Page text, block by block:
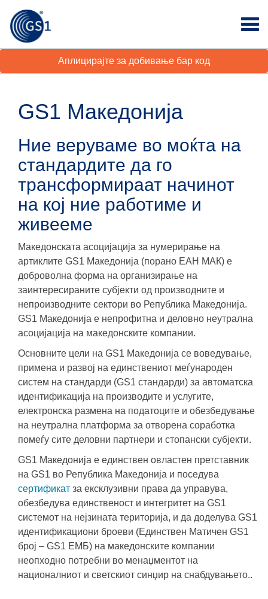
Аплицирајте за добивање бар код
GS1 Македонија
Ние веруваме во моќта на
стандардите да го
трансформираат начинот
на кој ние работиме и
живееме
Македонската асоцијација за нумерирање на
артиклите GS1 Македонија (порано ЕАН МАК) е
доброволна форма на организирање на
заинтересираните субјекти од производните и
непроизводните сектори во Република Македонија.
GS1 Македонија е непрофитна и деловно неутрална
асоцијација на македонските компании.
Основните цели на GS1 Македонија се воведување,
примена и развој на единствениот меѓународен
систем на стандарди (GS1 стандарди) за автоматска
идентификација на производите и услугите,
електронска размена на податоците и обезбедување
на неутрална платформа за отворена соработка
помеѓу сите деловни партнери и стопански субјекти.
GS1 Македонија е единствен овластен претставник
на GS1 во Република Македонија и поседува
сертификат за ексклузивни права да управува,
обезбедува единственост и интегритет на GS1
системот на нејзината територија, и да доделува GS1
идентификациони броеви (Единствен Матичен GS1
број – GS1 ЕМБ) на македонските компании
неопходно потребни во менаџментот на
националниот и светскиот синџир на снабдувањето..